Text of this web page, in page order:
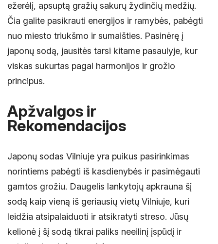
ežerėlį, apsuptą gražių sakurų žydinčių medžių.
Čia galite pasikrauti energijos ir ramybės, pabėgti
nuo miesto triukšmo ir sumaišties. Pasinėrę į
japonų sodą, jausitės tarsi kitame pasaulyje, kur
viskas sukurtas pagal harmonijos ir grožio
principus.
Apžvalgos ir
Rekomendacijos
Japonų sodas Vilniuje yra puikus pasirinkimas
norintiems pabėgti iš kasdienybės ir pasimėgauti
gamtos grožiu. Daugelis lankytojų apkrauna šį
sodą kaip vieną iš geriausių vietų Vilniuje, kuri
leidžia atsipalaiduoti ir atsikratyti streso. Jūsų
kelionė į šį sodą tikrai paliks neeilinį įspūdį ir